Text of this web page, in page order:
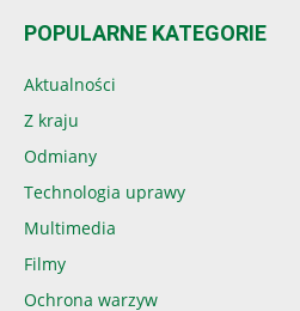
POPULARNE KATEGORIE
Aktualności
Z kraju
Odmiany
Technologia uprawy
Multimedia
Filmy
Ochrona warzyw